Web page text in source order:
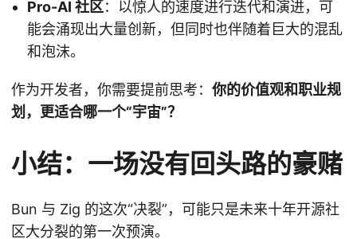
Pro-AI 社区：以惊人的速度进行迭代和演进，可
能会涌现出大量创新，但同时也伴随着巨大的混乱
和泡沫。
作为开发者，你需要提前思考： 你的价值观和职业规
划，更适合哪一个“宇宙”？
小结：一场没有回头路的豪赌
Bun 与 Zig 的这次“决裂”，可能只是未来十年开源社
区大分裂的第一次预演。